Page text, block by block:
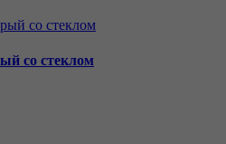
со стеклом